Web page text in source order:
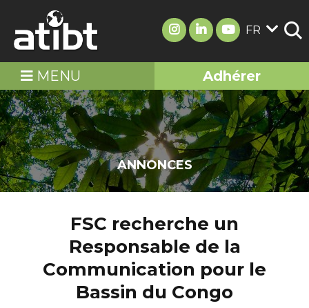
FR
MENU Adhérer
ANNONCES
FSC recherche un
Responsable de la
Communication pour le
Bassin du Congo